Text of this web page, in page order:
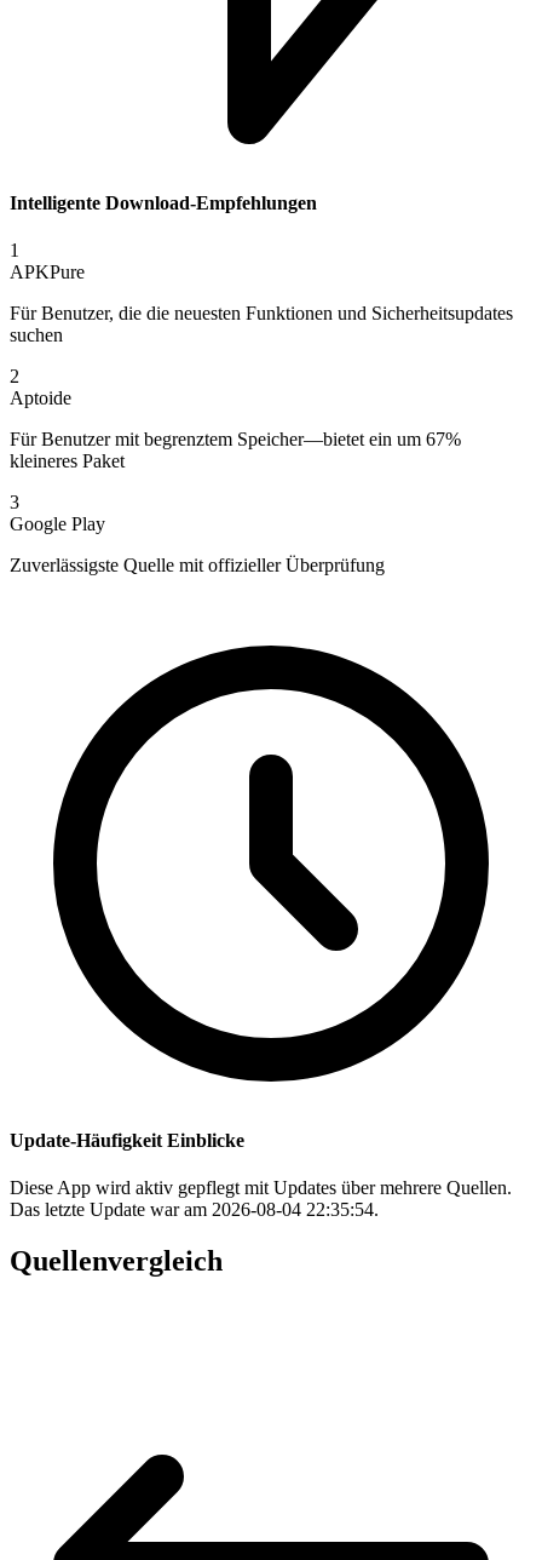
Intelligente Download-Empfehlungen
1
APKPure
Für Benutzer, die die neuesten Funktionen und Sicherheitsupdates
suchen
2
Aptoide
Für Benutzer mit begrenztem Speicher—bietet ein um 67%
kleineres Paket
3
Google Play
Zuverlässigste Quelle mit offizieller Überprüfung
Update-Häufigkeit Einblicke
Diese App wird aktiv gepflegt mit Updates über mehrere Quellen.
Das letzte Update war am 2026-08-04 22:35:54.
Quellenvergleich